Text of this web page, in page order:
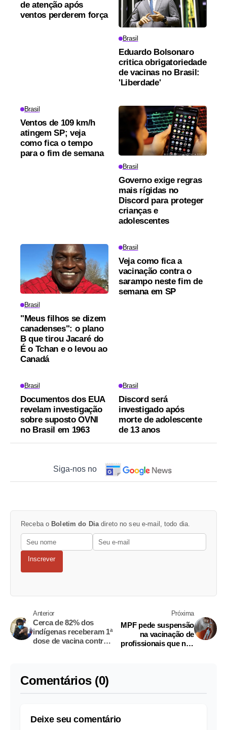
de atenção após
ventos perderem força
Brasil
Eduardo Bolsonaro
critica obrigatoriedade
de vacinas no Brasil:
'Liberdade'
Brasil
Ventos de 109 km/h
atingem SP; veja
como fica o tempo
para o fim de semana
Brasil
Governo exige regras
mais rígidas no
Discord para proteger
crianças e
adolescentes
Brasil
"Meus filhos se dizem
canadenses": o plano
B que tirou Jacaré do
É o Tchan e o levou ao
Canadá
Brasil
Veja como fica a
vacinação contra o
sarampo neste fim de
semana em SP
Brasil
Documentos dos EUA
revelam investigação
sobre suposto OVNI
no Brasil em 1963
Brasil
Discord será
investigado após
morte de adolescente
de 13 anos
Siga-nos no
Receba o Boletim do Dia direto no seu e-mail, todo dia.
Inscrever
Anterior
Cerca de 82% dos
indígenas receberam 1ª
dose de vacina contra
Próxima
MPF pede suspensão
na vacinação de
profissionais que não
Comentários (0)
Deixe seu comentário